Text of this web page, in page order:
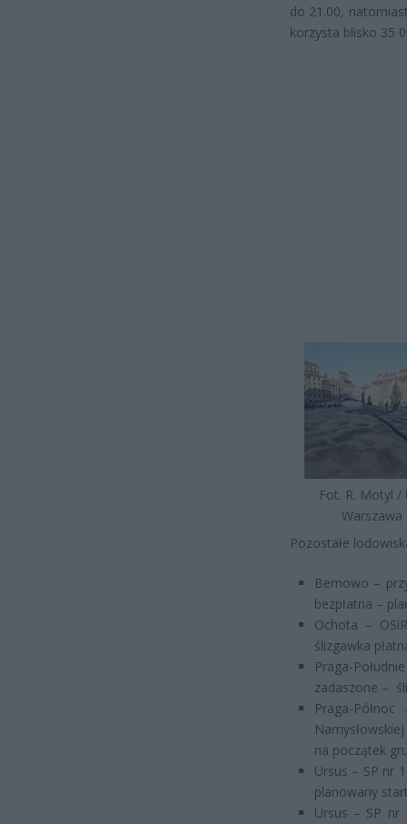
do 21.00,
korzysta blisko 35
Fot. R. Motyl /
Warszawa
Pozostałe
Bemowo –
bezpłatna –
Ochota –
ślizgawka
Praga-
zadaszone –
Praga-
na początek
Ursus – SP nr
planowany
Ursus – SP nr